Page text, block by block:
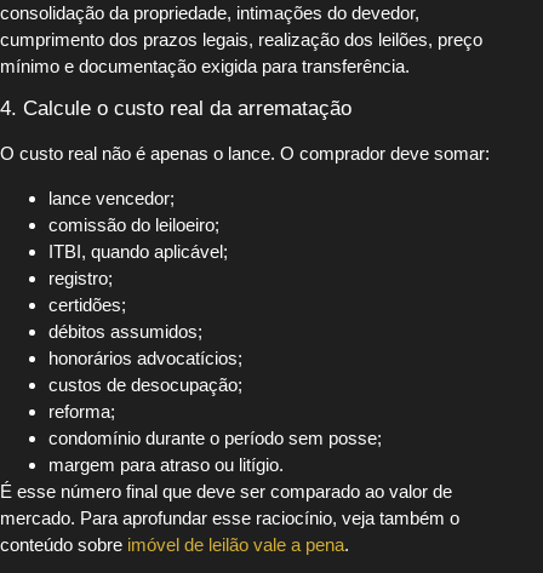
consolidação da propriedade, intimações do devedor,
cumprimento dos prazos legais, realização dos leilões, preço
mínimo e documentação exigida para transferência.
4. Calcule o custo real da arrematação
O custo real não é apenas o lance. O comprador deve somar:
lance vencedor;
comissão do leiloeiro;
ITBI, quando aplicável;
registro;
certidões;
débitos assumidos;
honorários advocatícios;
custos de desocupação;
reforma;
condomínio durante o período sem posse;
margem para atraso ou litígio.
É esse número final que deve ser comparado ao valor de
mercado. Para aprofundar esse raciocínio, veja também o
conteúdo sobre imóvel de leilão vale a pena.